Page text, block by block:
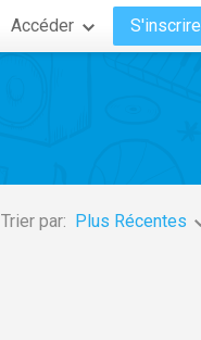
Accéder S'inscrire
Trier par: Plus Récentes